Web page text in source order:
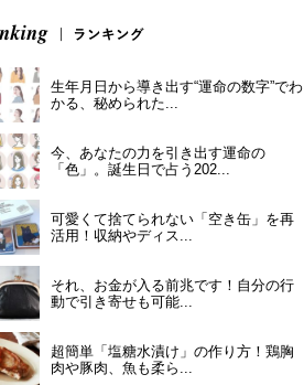
生年月日から導き出す“運命の数字”でわ
かる、秘められた...
今、あなたの力を引き出す運命の
「色」。誕生日で占う202...
可愛くて捨てられない「空き缶」を再
活用！収納やディス...
それ、お金が入る前兆です！自分の行
動で引き寄せも可能...
超簡単「塩糖水漬け」の作り方！鶏胸
肉や豚肉、魚も柔ら...